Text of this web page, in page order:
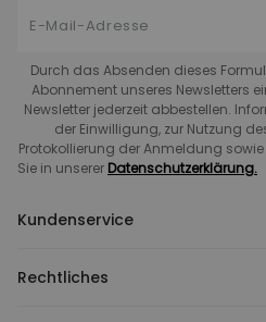
Durch das Absenden dieses
Abonnement unseres Newsletters
Newsletter jederzeit abbestellen.
der Einwilligung, zur Nutzung
Protokollierung der Anmeldung
Sie in unserer Datenschutzerklärung.
Kundenservice
Rechtliches